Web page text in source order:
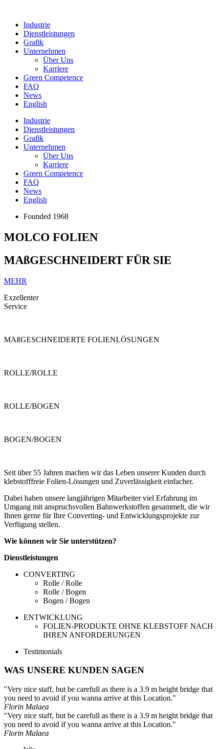
Industrie
Dienstleistungen
Grafik
Unternehmen
Über Uns
Karriere
Green Competence
FAQ
News
English
Industrie
Dienstleistungen
Grafik
Unternehmen
Über Uns
Karriere
Green Competence
FAQ
News
English
Founded 1968
MOLCO FOLIEN
MAßGESCHNEIDERT FÜR SIE
MEHR
Exzellenter
Service
MAßGESCHNEIDERTE FOLIENLÖSUNGEN
ROLLE/ROLLE
ROLLE/BOGEN
BOGEN/BOGEN
Seit über 55 Jahren machen wir das Leben unserer Kunden durch
klebstofffreie Folien-Lösungen und Zuverlässigkeit einfacher.
Dabei haben unsere langjährigen Mitarbeiter viel Erfahrung im
Umgang mit anspruchsvollen Bahnwerkstoffen gesammelt, die wir
Ihnen gerne für Ihre Converting- und Entwicklungsprojekte zur
Verfügung stellen.
Wie können wir Sie unterstützen?
Dienstleistungen
CONVERTING
Rolle / Rolle
Rolle / Bogen
Bogen / Bogen
ENTWICKLUNG
FOLIEN-PRODUKTE OHNE KLEBSTOFF NACH
IHREN ANFORDERUNGEN
Testimonials
WAS UNSERE KUNDEN SAGEN
"Very nice staff, but be carefull as there is a 3.9 m height bridge that
you need to avoid if you wanna arrive at this Location."
Florin Malaea
"Very nice staff, but be carefull as there is a 3.9 m height bridge that
you need to avoid if you wanna arrive at this Location."
Florin Malaea